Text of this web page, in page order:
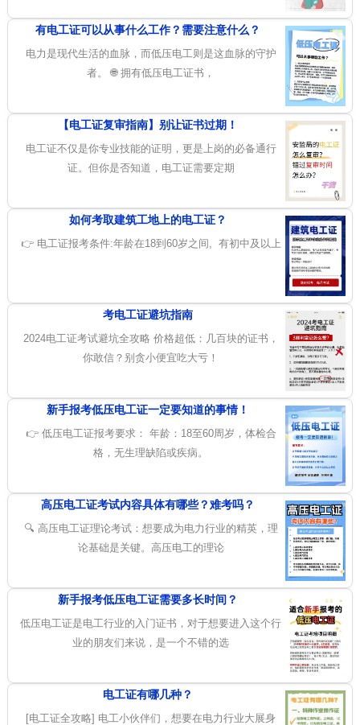
有电工证可以从事什么工作？需要注意什么？
电力是现代生活的血脉，而低压电工则是这血脉的守护
者。 🌐 拥有低压电工证书，
【电工证复审指南】别让证书过期！
电工证不仅是你专业技能的证明，更是上岗的必备通行
证。但你是否知道，电工证需要定期
如何考取建筑工地上的电工证？
👉 电工证报考条件:年龄在18到60岁之间, 有初中及以上
考电工证避坑指南
2024电工证考试避坑全攻略 价格超低：几百块的证书，
你敢信？别贪小便宜吃大亏！
新手报考低压电工证一定要知道的事情！
👉 低压电工证报考要求： 年龄：18至60周岁，体检合
格，无生理缺陷或疾病。
高压电工证考试内容具体有哪些？难考吗？
🔍 高压电工证理论考试：想要成为电力行业的精英，理
论基础是关键。高压电工的理论
新手报考低压电工证需要多长时间？
低压电工证是电工行业的入门证书，对于想要进入这个行
业的朋友们来说，是一个不错的选
电工证有哪几种？
[电工证全攻略] 电工小伙伴们，想要在电力行业大展身